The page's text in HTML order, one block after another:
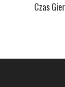
Czas